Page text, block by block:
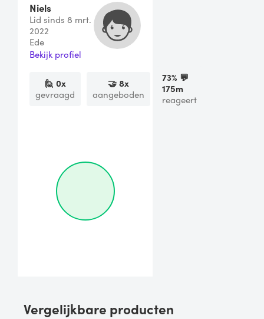
Niels
Lid sinds 8 mrt.
2022
Ede
Bekijk profiel
🙋 0x
gevraagd
🤝8x
aangeboden
73% 💬
175m
reageert
Vergelijkbare producten